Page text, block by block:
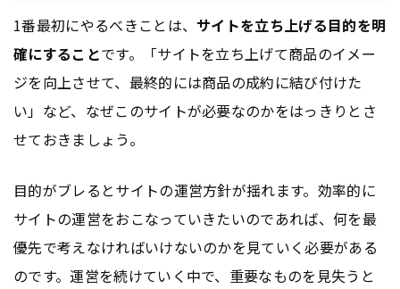
1番最初にやるべきことは、 サイトを立ち上げる目的を明
確にすることです。「サイトを立ち上げて商品のイメー
ジを向上させて、最終的には商品の成約に結び付けた
い」など、なぜこのサイトが必要なのかをはっきりとさ
せておきましょう。
目的がブレるとサイトの運営方針が揺れます。効率的に
サイトの運営をおこなっていきたいのであれば、何を最
優先で考えなければいけないのかを見ていく必要がある
のです。運営を続けていく中で、重要なものを見失うと